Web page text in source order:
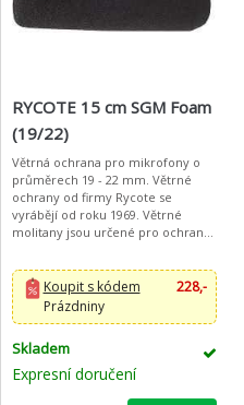
RYCOTE 15 cm SGM Foam
(19/22)
Větrná ochrana pro mikrofony o
průměrech 19 - 22 mm. Větrné
ochrany od firmy Rycote se
vyrábějí od roku 1969. Větrné
molitany jsou určené pro ochranu
hluku. Poskytuje vynikající
odolnost pKoupit s kódem
228,-
Prázdniny
Skladem
Expresní doručení